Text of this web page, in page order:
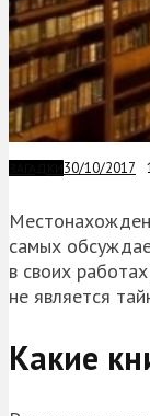
30/10/2017
самых
в своих
не является
Какие